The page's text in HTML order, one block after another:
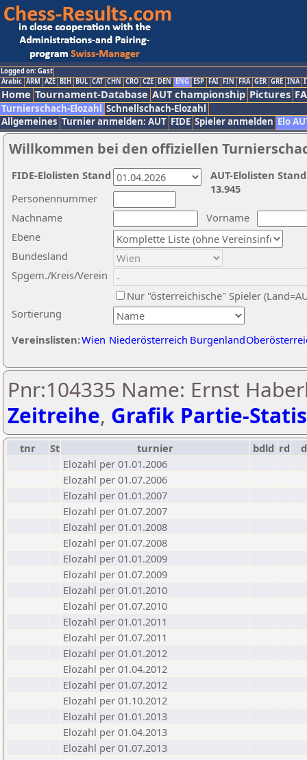
Logged on: Gast
Arabic ARM AZE BIH BUL CAT CHN CRO CZE DEN ENG ESP FAI FIN FRA GER GRE INA
Home Tournament-Database AUT championship Pictures
Turnierschach-Elozahl Schnellschach-Elozahl
Allgemeines Turnier anmelden: AUT FIDE Spieler anmelden Elo
Willkommen bei den offiziellen
Nachname
Vorname
Ebene
Sortierung
Personennummer
Bundesland
Spgem./Kreis/Verein
Nur "österreichische" Spieler
Vereinslisten:Wien Niederösterreich Burgenland
AUT-Elolisten
13.945
FIDE-Elolisten Stand
Pnr:104335 Name: Ernst
Zeitreihe, Grafik Partie-
tnr St turnier bdld rd
Elozahl per 01.01.2006
Elozahl per 01.07.2006
Elozahl per 01.01.2007
Elozahl per 01.07.2007
Elozahl per 01.01.2008
Elozahl per 01.07.2008
Elozahl per 01.01.2009
Elozahl per 01.07.2009
Elozahl per 01.01.2010
Elozahl per 01.07.2010
Elozahl per 01.01.2011
Elozahl per 01.07.2011
Elozahl per 01.01.2012
Elozahl per 01.04.2012
Elozahl per 01.07.2012
Elozahl per 01.10.2012
Elozahl per 01.01.2013
Elozahl per 01.04.2013
Elozahl per 01.07.2013